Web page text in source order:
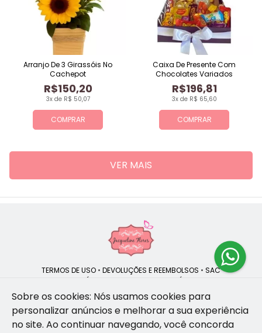
COMPRAR
3x de R$ 50,07
R$150,20
Arranjo De 3 Girassóis No
Cachepot
COMPRAR
3x de R$ 65,60
R$196,81
Caixa De Presente Com
Chocolates Variados
VER MAIS
TERMOS DE USO • DEVOLUÇÕES E REEMBOLSOS • SAC
POLÍTICA DE PRIVACIDADE POLÍTICA DE COOKIES
Jacqueline Flores | CNPJ: 47.335.418/0001-13
Sobre os cookies: Nós usamos cookies para
personalizar anúncios e melhorar a sua experiência
no site. Ao continuar navegando, você concorda